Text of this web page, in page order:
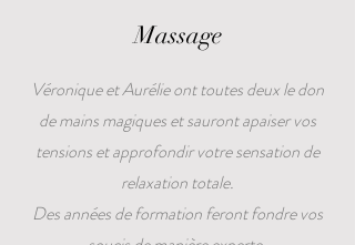
Massage
Véronique et Aurélie ont toutes deux le don
de mains magiques et sauront apaiser vos
tensions et approfondir votre sensation de
relaxation totale.
Des années de formation feront fondre vos